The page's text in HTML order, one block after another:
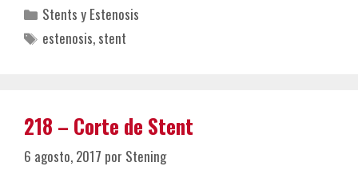
Categorías
Stents y Estenosis
Etiquetas
estenosis, stent
218 – Corte de Stent
6 agosto, 2017 por Stening